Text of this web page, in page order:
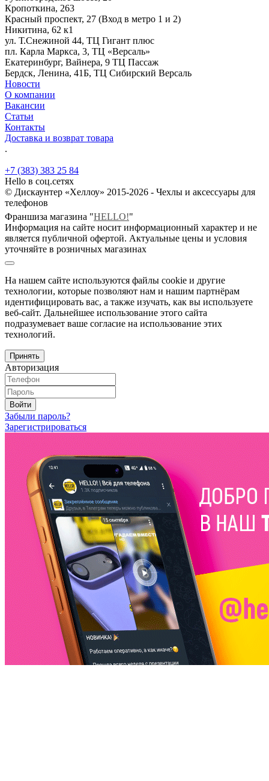
Кропоткина, 263
Красный проспект, 27 (Вход в метро 1 и 2)
Никитина, 62 к1
ул. Т.Снежиной 44, ТЦ Гигант плюс
пл. Карла Маркса, 3, ТЦ «Версаль»
Екатеринбург, Вайнера, 9 ТЦ Пассаж
Бердск, Ленина, 41Б, ТЦ Сибирский Версаль
Новости
О компании
Вакансии
Статьи
Контакты
Доставка и возврат товара
.
+7 (383) 383 25 84
Hello в соц.сетях
© Дискаунтер «Хеллоу» 2015-2026 - Чехлы и аксессуары для
телефонов
Франшиза магазина "HELLO!"
Информация на сайте носит информационный характер и не
является публичной офертой. Актуальные цены и условия
уточняйте в розничных магазинах
На нашем сайте используются файлы cookie и другие
технологии, которые позволяют нам и нашим партнёрам
идентифицировать вас, а также изучать, как вы используете
веб-сайт. Дальнейшее использование этого сайта
подразумевает ваше согласие на использование этих
технологий.
Принять
Авторизация
Войти
Забыли пароль?
Зарегистрироваться